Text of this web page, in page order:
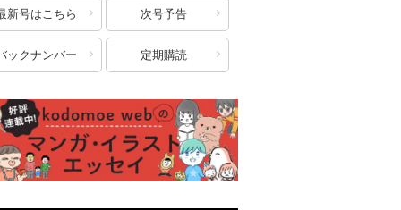
新号はこちら 次号予告
ックナンバー 定期購読